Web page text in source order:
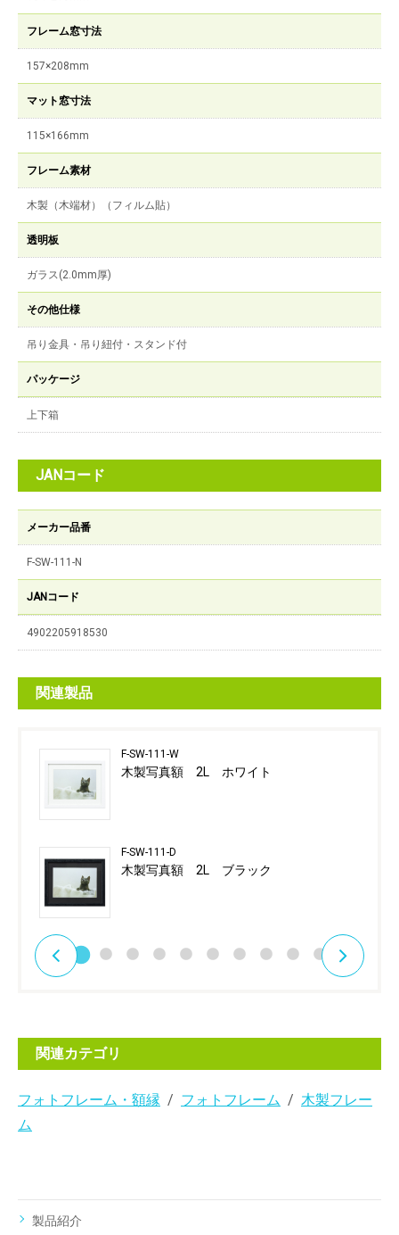
フレーム窓寸法
157×208mm
マット窓寸法
115×166mm
フレーム素材
木製（木端材）（フィルム貼）
透明板
ガラス(2.0mm厚)
その他仕様
吊り金具・吊り紐付・スタンド付
パッケージ
上下箱
JANコード
メーカー品番
F-SW-111-N
JANコード
4902205918530
関連製品
F-SW-111-W
木製写真額 2L ホワイト
F-SW-111-D
木製写真額 2L ブラック
関連カテゴリ
フォトフレーム・額縁 フォトフレーム
木製フレー
ム
製品紹介